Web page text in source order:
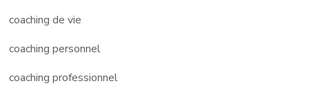
coaching de vie
coaching personnel
coaching professionnel